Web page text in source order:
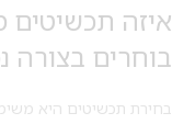
איזה תכשיטים
בוחרים בצורה
בחירת תכשיטים היא